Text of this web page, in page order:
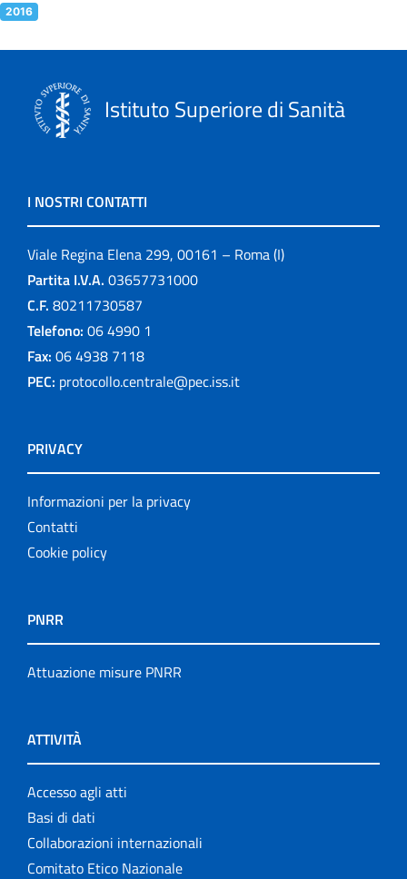
2016
Istituto Superiore di Sanità
I NOSTRI CONTATTI
Viale Regina Elena 299, 00161 – Roma (I)
Partita I.V.A. 03657731000
C.F. 80211730587
Telefono: 06 4990 1
Fax: 06 4938 7118
PEC: protocollo.centrale@pec.iss.it
PRIVACY
Informazioni per la privacy
Contatti
Cookie policy
PNRR
Attuazione misure PNRR
ATTIVITÀ
Accesso agli atti
Basi di dati
Collaborazioni internazionali
Comitato Etico Nazionale